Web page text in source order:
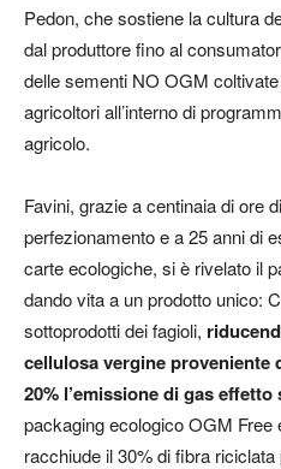
Pedon, che sostiene la cultura
dal produttore fino al
delle sementi NO OGM
agricoltori all’interno di
agricolo.
Favini, grazie a centinaia di ore
perfezionamento e a 25 anni di
carte ecologiche, si è rivelato il
dando vita a un prodotto unico:
sottoprodotti dei fagioli,
cellulosa vergine proveniente
20% l’emissione di gas effetto
packaging ecologico OGM
racchiude il 30% di fibra